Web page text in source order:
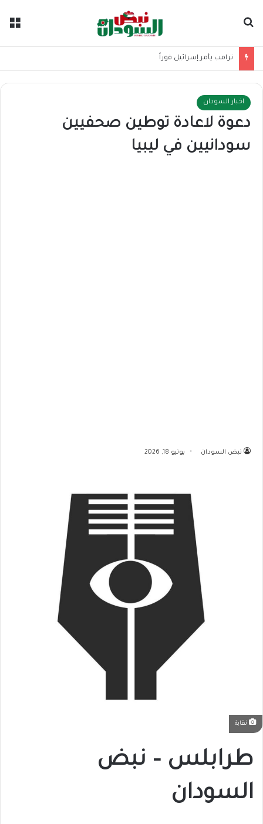
ترامب يأمر إسرائيل فوراً
اخبار السودان
دعوة لاعادة توطين صحفيين
سودانيين في ليبيا
نبض السودان يونيو 18, 2026
نقابة
طرابلس – نبض
السودان